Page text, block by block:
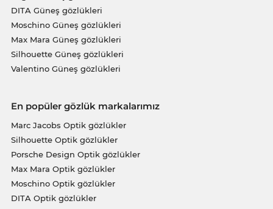
DITA Güneş gözlükleri
Moschino Güneş gözlükleri
Max Mara Güneş gözlükleri
Silhouette Güneş gözlükleri
Valentino Güneş gözlükleri
En popüler gözlük markalarımız
Marc Jacobs Optik gözlükler
Silhouette Optik gözlükler
Porsche Design Optik gözlükler
Max Mara Optik gözlükler
Moschino Optik gözlükler
DITA Optik gözlükler